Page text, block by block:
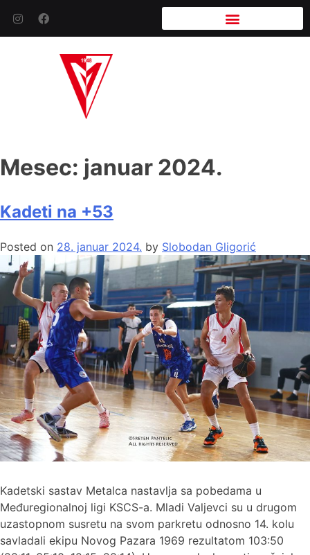
Mesec: januar 2024.
Kadeti na +53
Posted on 28. januar 2024. by Slobodan Gligorić
Kadetski sastav Metalca nastavlja sa pobedama u
Međuregionalnoj ligi KSCS-a. Mladi Valjevci su u drugom
uzastopnom susretu na svom parkretu odnosno 14. kolu
savladali ekipu Novog Pazara 1969 rezultatom 103:50